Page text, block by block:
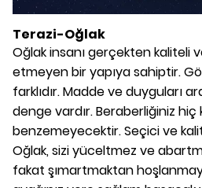
Terazi-Oğlak
Oğlak insanı gerçekten kaliteli
etmeyen bir yapıya sahiptir.
farklıdır. Madde ve duyguları
denge vardır. Beraberliğiniz hiç
benzemeyecektir. Seçici ve
Oğlak, sizi yüceltmez ve
fakat şımartmaktan